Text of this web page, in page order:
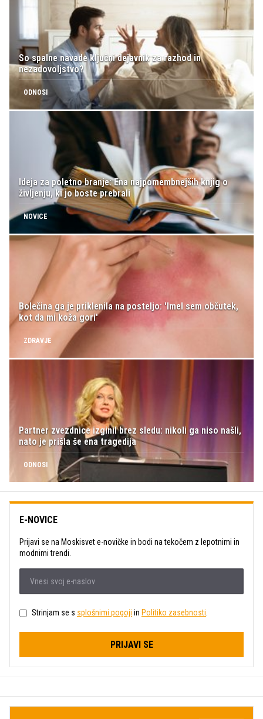
So spalne navade ključni dejavnik za razhod in
nezadovoljstvo?
ODNOSI
Ideja za poletno branje: Ena najpomembnejših knjig o
življenju, ki jo boste prebrali
NOVICE
Bolečina ga je priklenila na posteljo: 'Imel sem občutek,
kot da mi koža gori'
ZDRAVJE
Partner zvezdnice izginil brez sledu: nikoli ga niso našli,
nato je prišla še ena tragedija
ODNOSI
E-NOVICE
Prijavi se na Moskisvet e-novičke in bodi na tekočem z lepotnimi in
modnimi trendi.
Strinjam se s splošnimi pogoji in Politiko zasebnosti.
PRIJAVI SE